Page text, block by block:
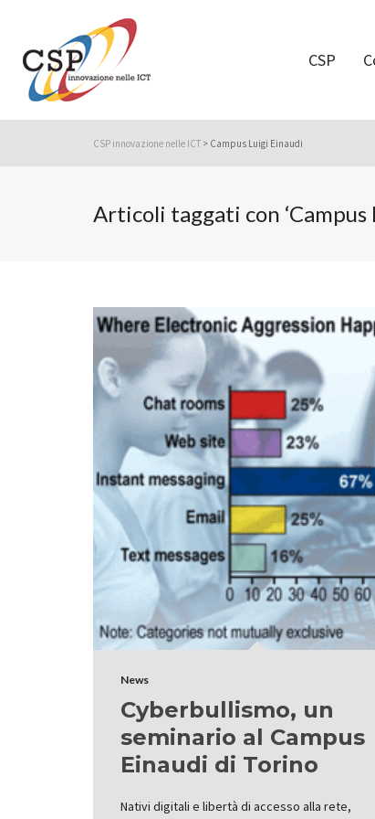
CSP
CSP innovazione nelle ICT > Campus Luigi Einaudi
Articoli taggati con ‘Campus
News
Cyberbullismo, un
seminario al Campus
Einaudi di Torino
Nativi digitali e libertà di accesso alla rete,